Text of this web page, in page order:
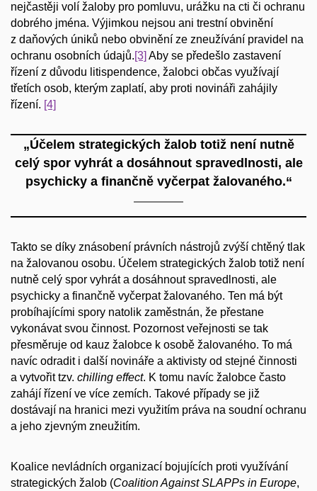
nejčastěji volí žaloby pro pomluvu, urážku na cti či ochranu
dobrého jména. Výjimkou nejsou ani trestní obvinění
z daňových úniků nebo obvinění ze zneužívání pravidel na
ochranu osobních údajů.[3] Aby se předešlo zastavení
řízení z důvodu litispendence, žalobci občas využívají
třetích osob, kterým zaplatí, aby proti novináři zahájily
řízení. [4]
„Účelem strategických žalob totiž není nutně
celý spor vyhrát a dosáhnout spravedlnosti, ale
psychicky a finančně vyčerpat žalovaného.“
Takto se díky znásobení právních nástrojů zvýší chtěný tlak
na žalovanou osobu. Účelem strategických žalob totiž není
nutně celý spor vyhrát a dosáhnout spravedlnosti, ale
psychicky a finančně vyčerpat žalovaného. Ten má být
probíhajícími spory natolik zaměstnán, že přestane
vykonávat svou činnost. Pozornost veřejnosti se tak
přesměruje od kauz žalobce k osobě žalovaného. To má
navíc odradit i další novináře a aktivisty od stejné činnosti
a vytvořit tzv. chilling effect. K tomu navíc žalobce často
zahájí řízení ve více zemích. Takové případy se již
dostávají na hranici mezi využitím práva na soudní ochranu
a jeho zjevným zneužitím.
Koalice nevládních organizací bojujících proti využívání
strategických žalob (Coalition Against SLAPPs in Europe,